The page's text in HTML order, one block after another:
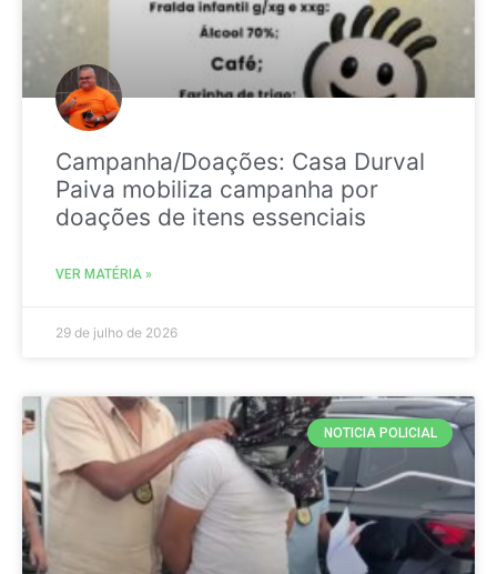
Campanha/Doações: Casa Durval
Paiva mobiliza campanha por
doações de itens essenciais
VER MATÉRIA »
29 de julho de 2026
NOTICIA POLICIAL